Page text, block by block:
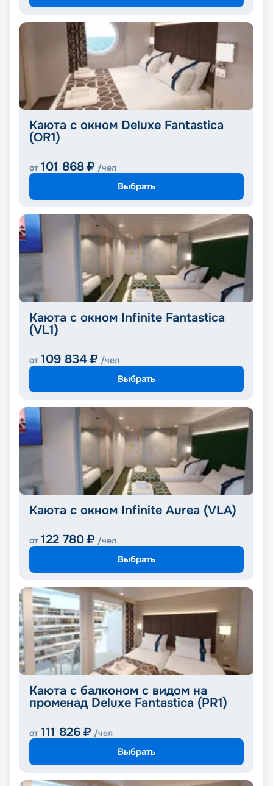
Каюта с окном Deluxe Fantastica
(OR1)
от 101 868 ₽ /чел
Выбрать
Каюта с окном Infinite Fantastica
(VL1)
от 109 834 ₽ /чел
Выбрать
Каюта с окном Infinite Aurea (VLA)
от 122 780 ₽ /чел
Выбрать
Каюта с балконом с видом на
променад Deluxe Fantastica (PR1)
от 111 826 ₽ /чел
Выбрать